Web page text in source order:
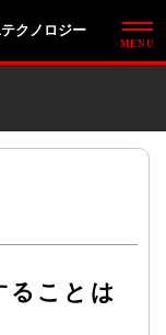
クノロジー
ることは